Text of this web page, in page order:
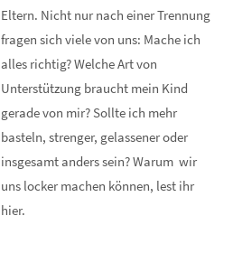
Eltern. Nicht nur nach einer Trennung
fragen sich viele von uns: Mache ich
alles richtig? Welche Art von
Unterstützung braucht mein Kind
gerade von mir? Sollte ich mehr
basteln, strenger, gelassener oder
insgesamt anders sein? Warum wir
uns locker machen können, lest ihr
hier.